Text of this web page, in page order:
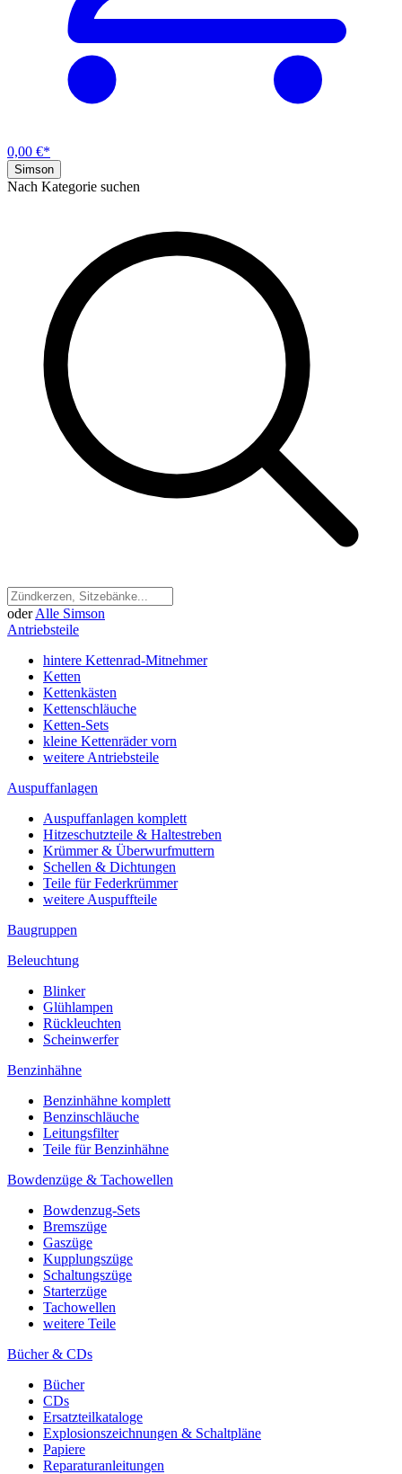
0,00 €*
Simson
Nach Kategorie suchen
oder Alle Simson
Antriebsteile
hintere Kettenrad-Mitnehmer
Ketten
Kettenkästen
Kettenschläuche
Ketten-Sets
kleine Kettenräder vorn
weitere Antriebsteile
Auspuffanlagen
Auspuffanlagen komplett
Hitzeschutzteile & Haltestreben
Krümmer & Überwurfmuttern
Schellen & Dichtungen
Teile für Federkrümmer
weitere Auspuffteile
Baugruppen
Beleuchtung
Blinker
Glühlampen
Rückleuchten
Scheinwerfer
Benzinhähne
Benzinhähne komplett
Benzinschläuche
Leitungsfilter
Teile für Benzinhähne
Bowdenzüge & Tachowellen
Bowdenzug-Sets
Bremszüge
Gaszüge
Kupplungszüge
Schaltungszüge
Starterzüge
Tachowellen
weitere Teile
Bücher & CDs
Bücher
CDs
Ersatzteilkataloge
Explosionszeichnungen & Schaltpläne
Papiere
Reparaturanleitungen